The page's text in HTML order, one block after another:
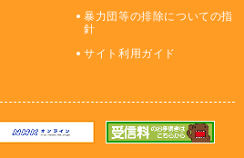
暴力団等の排除についての指
針
サイト利用ガイド